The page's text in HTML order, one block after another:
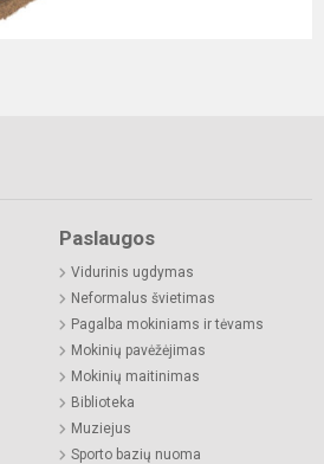
Paslaugos
Vidurinis ugdymas
Neformalus švietimas
Pagalba mokiniams ir tėvams
Mokinių pavėžėjimas
Mokinių maitinimas
Biblioteka
Muziejus
Sporto bazių nuoma